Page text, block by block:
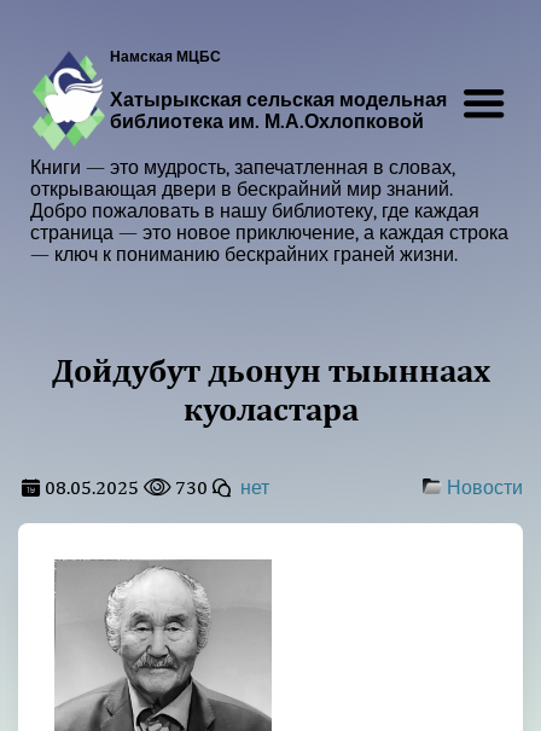
Намская МЦБС
Хатырыкская сельская модельная
библиотека им. М.А.Охлопковой
Книги — это мудрость, запечатленная в словах,
открывающая двери в бескрайний мир знаний.
Добро пожаловать в нашу библиотеку, где каждая
страница — это новое приключение, а каждая строка
— ключ к пониманию бескрайних граней жизни.
Дойдубут дьонун тыыннаах
куоластара
08.05.2025 730 нет Новости